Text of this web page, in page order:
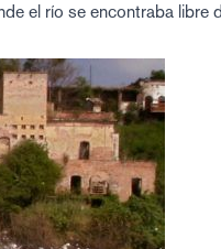
el río se encontraba libre